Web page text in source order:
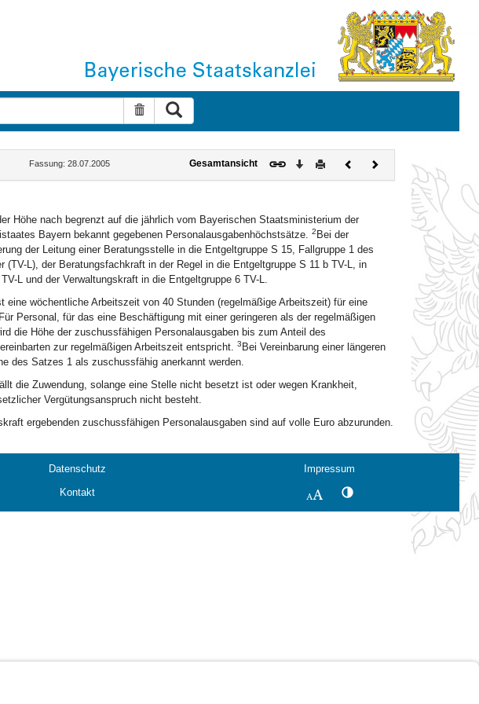
Suche zurücksetzen
Fassung: 28.07.2005 Gesamtansicht Download
DruckenVorherigesNächstes
Dokument
Höhe nach begrenzt auf die jährlich vom Bayerischen Staatsministerium der
Bayern bekannt gegebenen Personalausgabenhöchstsätze. 2 Bei der
der Leitung einer Beratungsstelle in die Entgeltgruppe S 15, Fallgruppe 1 des
(TV-L), der Beratungsfachkraft in der Regel in die Entgeltgruppe S 11 b TV-L, in
L und der Verwaltungskraft in die Entgeltgruppe 6 TV-L.
eine wöchentliche Arbeitszeit von 40 Stunden (regelmäßige Arbeitszeit) für eine
Für Personal, für das eine Beschäftigung mit einer geringeren als der regelmäßigen
die Höhe der zuschussfähigen Personalausgaben bis zum Anteil des
zur regelmäßigen Arbeitszeit entspricht. 3 Bei Vereinbarung einer längeren
des Satzes 1 als zuschussfähig anerkannt werden.
die Zuwendung, solange eine Stelle nicht besetzt ist oder wegen Krankheit,
Vergütungsanspruch nicht besteht.
ergebenden zuschussfähigen Personalausgaben sind auf volle Euro abzurunden.
Datenschutz
Impressum
Kontakt SchriftgrößeKontrastwechsel